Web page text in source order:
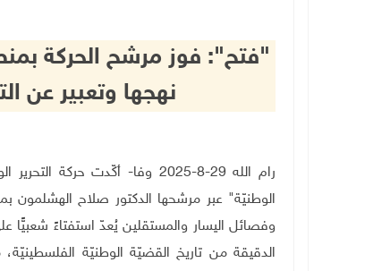
"فتح": فوز مرشح الحركة
نهجها وتعبير عن
رام الله 29-8-2025 وفا- أكّدت
الوطنيّة" عبر مرشحها الدكتور صلاح الهشلمون
وفصائل اليسار والمستقلين يُعدّ استفتاءً شعبيًّا
الدقيقة من تاريخ القضيّة الوطنيّة